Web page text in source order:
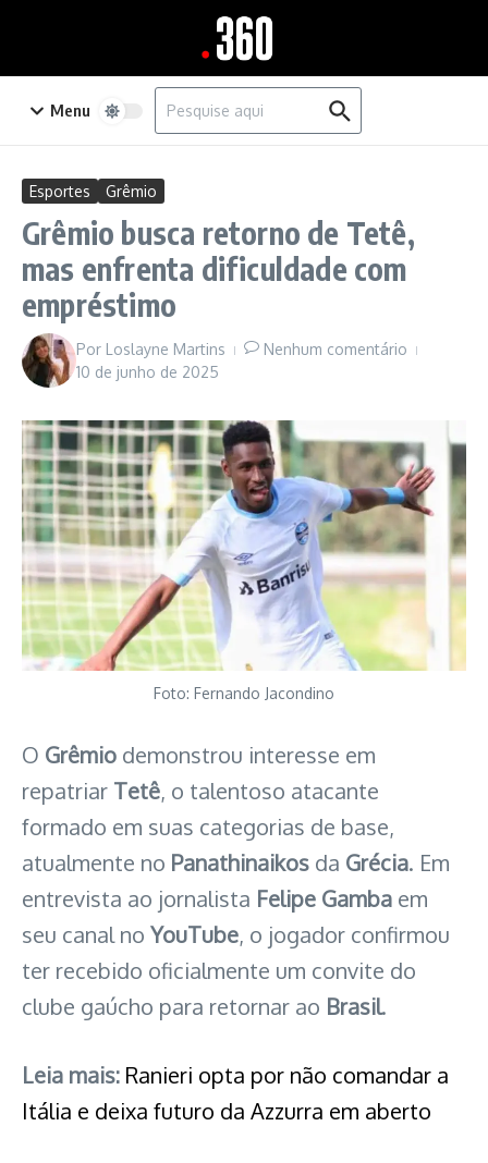
Menu
Procurar por:
Esportes Grêmio
Grêmio busca retorno de Tetê,
mas enfrenta dificuldade com
empréstimo
Por Loslayne Martins
Nenhum comentário
10 de junho de 2025
Foto: Fernando Jacondino
O Grêmio demonstrou interesse em
repatriar Tetê, o talentoso atacante
formado em suas categorias de base,
atualmente no Panathinaikos da Grécia. Em
entrevista ao jornalista Felipe Gamba em
seu canal no YouTube, o jogador confirmou
ter recebido oficialmente um convite do
clube gaúcho para retornar ao Brasil.
Leia mais: Ranieri opta por não comandar a
Itália e deixa futuro da Azzurra em aberto